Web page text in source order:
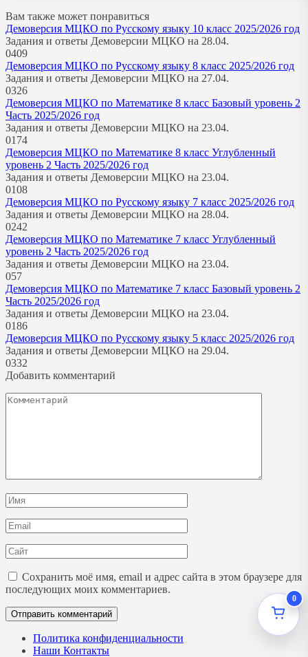
Вам также может понравиться
Демоверсия МЦКО по Русскому языку 10 класс 2025/2026 год
Задания и ответы Демоверсии МЦКО на 28.04.
0409
Демоверсия МЦКО по Русскому языку 8 класс 2025/2026 год
Задания и ответы Демоверсии МЦКО на 27.04.
0326
Демоверсия МЦКО по Математике 8 класс Базовый уровень 2
Часть 2025/2026 год
Задания и ответы Демоверсии МЦКО на 23.04.
0174
Демоверсия МЦКО по Математике 8 класс Углубленный
уровень 2 Часть 2025/2026 год
Задания и ответы Демоверсии МЦКО на 23.04.
0108
Демоверсия МЦКО по Русскому языку 7 класс 2025/2026 год
Задания и ответы Демоверсии МЦКО на 28.04.
0242
Демоверсия МЦКО по Математике 7 класс Углубленный
уровень 2 Часть 2025/2026 год
Задания и ответы Демоверсии МЦКО на 23.04.
057
Демоверсия МЦКО по Математике 7 класс Базовый уровень 2
Часть 2025/2026 год
Задания и ответы Демоверсии МЦКО на 23.04.
0186
Демоверсия МЦКО по Русскому языку 5 класс 2025/2026 год
Задания и ответы Демоверсии МЦКО на 29.04.
0332
Добавить комментарий
Комментарий
Имя
*
Email
*
Сайт
Сохранить моё имя, email и адрес сайта в этом браузере для
последующих моих комментариев.
Политика конфиденциальности
Наши Контакты
0